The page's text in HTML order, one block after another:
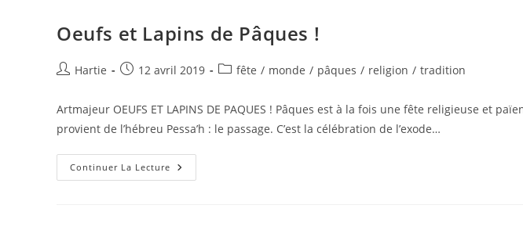
Oeufs et Lapins de Pâques !
Hartie 12 avril 2019 fête / monde / pâques / religion / tradition
Artmajeur OEUFS ET LAPINS DE PAQUES ! Pâques est à la fois une fête religieuse et
provient de l’hébreu Pessa’h : le passage. C’est la célébration de l’exode…
Continuer La Lecture